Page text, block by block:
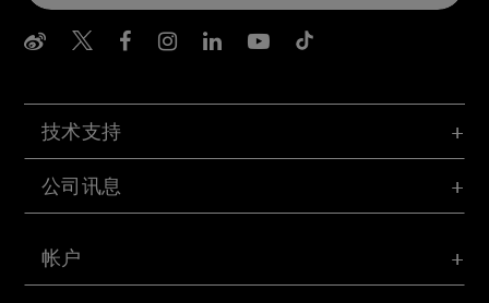
帐户
技术支持
公司讯息
Belkin Weibo
Belkin Twitter
Belkin Facebook
Belkin Instagram
Belkin LInkedIn
Belkin Youtube
Belkin